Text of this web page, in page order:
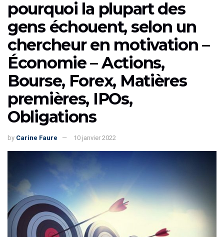
pourquoi la plupart des
gens échouent, selon un
chercheur en motivation –
Économie – Actions,
Bourse, Forex, Matières
premières, IPOs,
Obligations
by Carine Faure 10 janvier 2022